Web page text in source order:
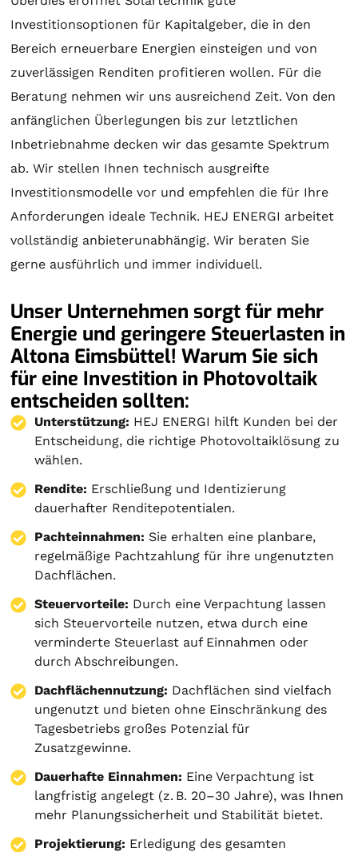
Investitionsoptionen für Kapitalgeber, die in den
Bereich erneuerbare Energien einsteigen und von
zuverlässigen Renditen profitieren wollen. Für die
Beratung nehmen wir uns ausreichend Zeit. Von den
anfänglichen Überlegungen bis zur letztlichen
Inbetriebnahme decken wir das gesamte Spektrum
ab. Wir stellen Ihnen technisch ausgreifte
Investitionsmodelle vor und empfehlen die für Ihre
Anforderungen ideale Technik. HEJ ENERGI arbeitet
vollständig anbieterunabhängig. Wir beraten Sie
gerne ausführlich und immer individuell.
Unser Unternehmen sorgt für mehr
Energie und geringere Steuerlasten in
Altona Eimsbüttel! Warum Sie sich
für eine Investition in Photovoltaik
entscheiden sollten:
Unterstützung: HEJ ENERGI hilft Kunden bei der
Entscheidung, die richtige Photovoltaiklösung zu
wählen.
Rendite: Erschließung und Identizierung
dauerhafter Renditepotentialen.
Pachteinnahmen: Sie erhalten eine planbare,
regelmäßige Pachtzahlung für ihre ungenutzten
Dachflächen.
Steuervorteile: Durch eine Verpachtung lassen
sich Steuervorteile nutzen, etwa durch eine
verminderte Steuerlast auf Einnahmen oder
durch Abschreibungen.
Dachflächennutzung: Dachflächen sind vielfach
ungenutzt und bieten ohne Einschränkung des
Tagesbetriebs großes Potenzial für
Zusatzgewinne.
Dauerhafte Einnahmen: Eine Verpachtung ist
langfristig angelegt (z. B. 20–30 Jahre), was Ihnen
mehr Planungssicherheit und Stabilität bietet.
Projektierung: Erledigung des gesamten